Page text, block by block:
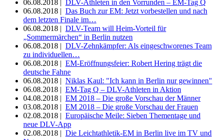
06.08.2018 | DLV-Athleten in den Vorrunden – EM-Tag Q
06.08.2018 | Das Buch zur EM: Jetzt vorbestellen und nach
dem letzten Finale im…
06.08.2018 | DLV-Team will Heim-Vorteil für
„Sommermärchen“ in Berlin nutzen
06.08.2018 | DLV-Zehnkämpfer: Als eingeschworenes Team
zu individuellen…
06.08.2018 | EM-Eröffnungsfeier: Robert Hering trägt die
deutsche Fahne
06.08.2018 | Niklas Kaul: "Ich kann in Berlin nur gewinnen"
06.08.2018 | EM-Tag Q – DLV-Athleten in Aktion
04.08.2018 | EM 2018 – Die große Vorschau der Männer
03.08.2018 | EM 2018 – Die große Vorschau der Frauen
02.08.2018 | Europäische Meile: Sieben Thementage und
neue DLV-App
02.08.2018 | Die Leichtathletik-EM in Berlin live im TV und